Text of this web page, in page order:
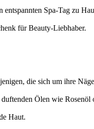
Spa-Tag zu
für Beauty-Liebhaber.
die sich um ihre
Ölen wie Rosenöl
Haut.